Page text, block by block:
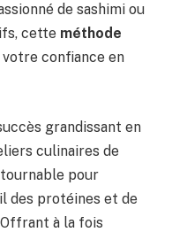
de sashimi ou
cette méthode
confiance en
grandissant en
culinaires de
pour
des protéines et de
à la fois